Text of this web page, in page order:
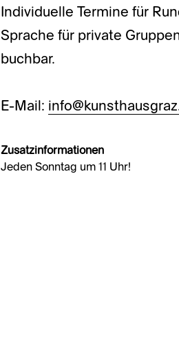
Individuelle Termine für
Sprache für private
buchbar.
E-Mail:
Zusatzinformationen
Jeden Sonntag um 11 Uhr!